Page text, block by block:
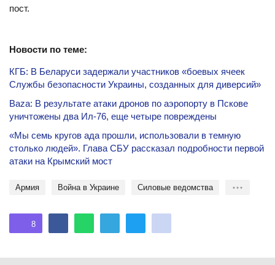
пост.
Новости по теме:
КГБ: В Беларуси задержали участников «боевых ячеек
Службы безопасности Украины, созданных для диверсий»
Baza: В результате атаки дронов по аэропорту в Пскове
уничтожены два Ил-76, еще четыре повреждены
«Мы семь кругов ада прошли, использовали в темную
столько людей». Глава СБУ рассказал подробности первой
атаки на Крымский мост
Армия Война в Украине силовые ведомства
8